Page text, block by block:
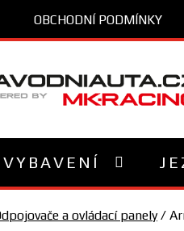
OBCHODNÍ PODMÍNKY
VYBAVENÍ
a ovládací panely /